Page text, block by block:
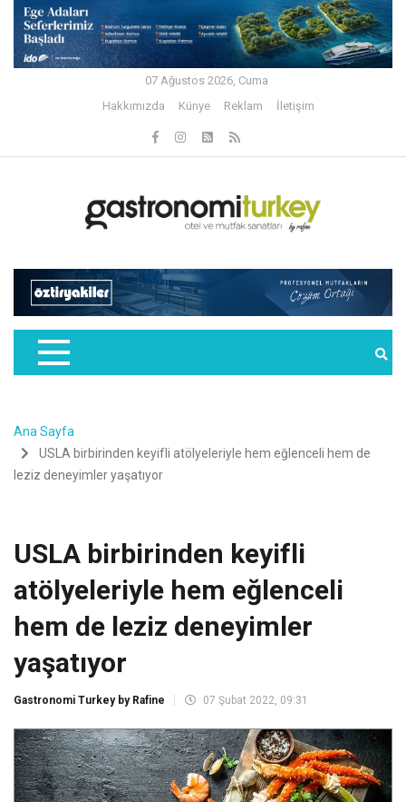
07 Ağustos 2026, Cuma
Hakkımızda
Künye Reklam İletişim
Ana Sayfa
USLA birbirinden keyifli atölyeleriyle hem eğlenceli hem de
leziz deneyimler yaşatıyor
USLA birbirinden keyifli
atölyeleriyle hem eğlenceli
hem de leziz deneyimler
yaşatıyor
Gastronomi Turkey by Rafine 07 Şubat 2022, 09:31